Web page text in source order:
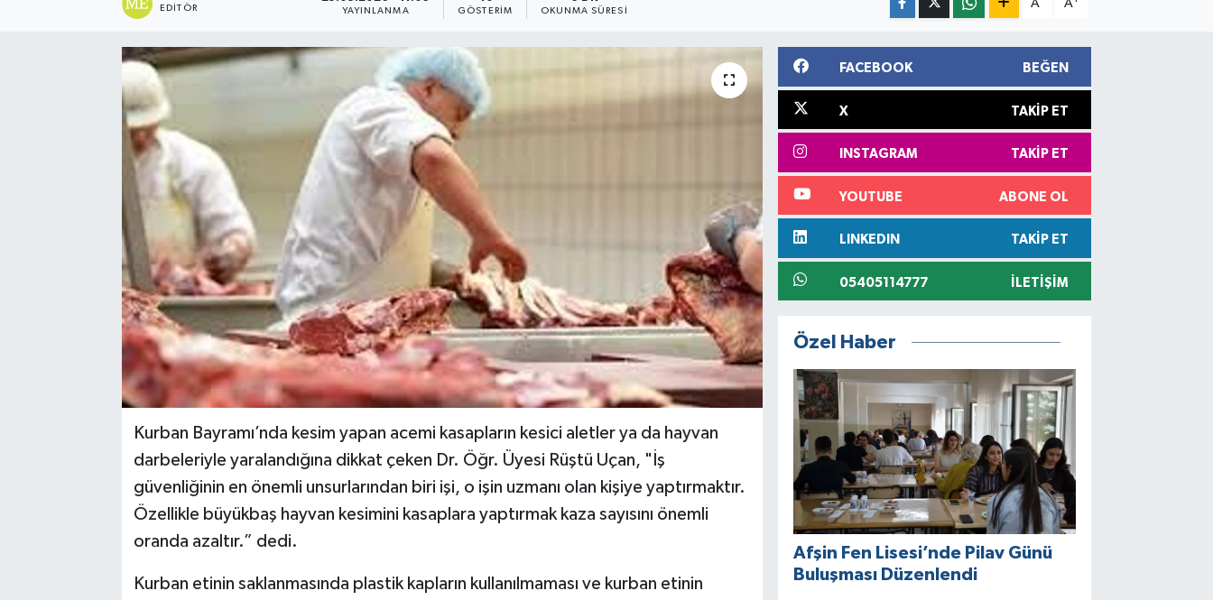
EDITÖR YAYINLANMA GÖSTERIM OKUNMA SÜRESI
A A
Kurban Bayramı’nda kesim yapan acemi kasapların kesici aletler ya da hayvan
darbeleriyle yaralandığına dikkat çeken Dr. Öğr. Üyesi Rüştü Uçan, "İş
güvenliğinin en önemli unsurlarından biri işi, o işin uzmanı olan kişiye yaptırmaktır.
Özellikle büyükbaş hayvan kesimini kasaplara yaptırmak kaza sayısını önemli
oranda azaltır.” dedi.
Kurban etinin saklanmasında plastik kapların kullanılmaması ve kurban etinin
FACEBOOK BEĞEN
X TAKIP ET
INSTAGRAM TAKIP ET
YOUTUBE ABONE OL
LINKEDIN TAKIP ET
05405114777 İLETIŞIM
Özel Haber
Afşin Fen Lisesi’nde Pilav Günü
Buluşması Düzenlendi